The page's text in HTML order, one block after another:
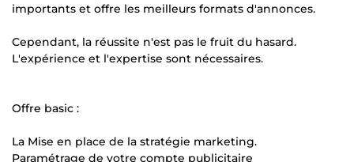
importants et offre les meilleurs formats d'annonces.
Cependant, la réussite n'est pas le fruit du hasard.
L'expérience et l'expertise sont nécessaires.
Offre basic :
La Mise en place de la stratégie marketing.
Paramétrage de votre compte publicitaire